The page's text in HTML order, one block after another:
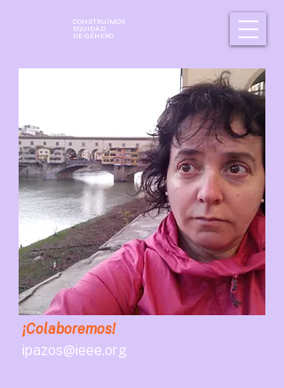
CONSTRUÍMOS
EQUIDAD
DE GÉNERO
¡Colaboremos!
ipazos@ieee.org